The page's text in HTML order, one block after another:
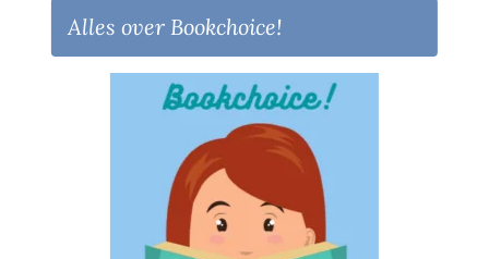
Alles over Bookchoice!